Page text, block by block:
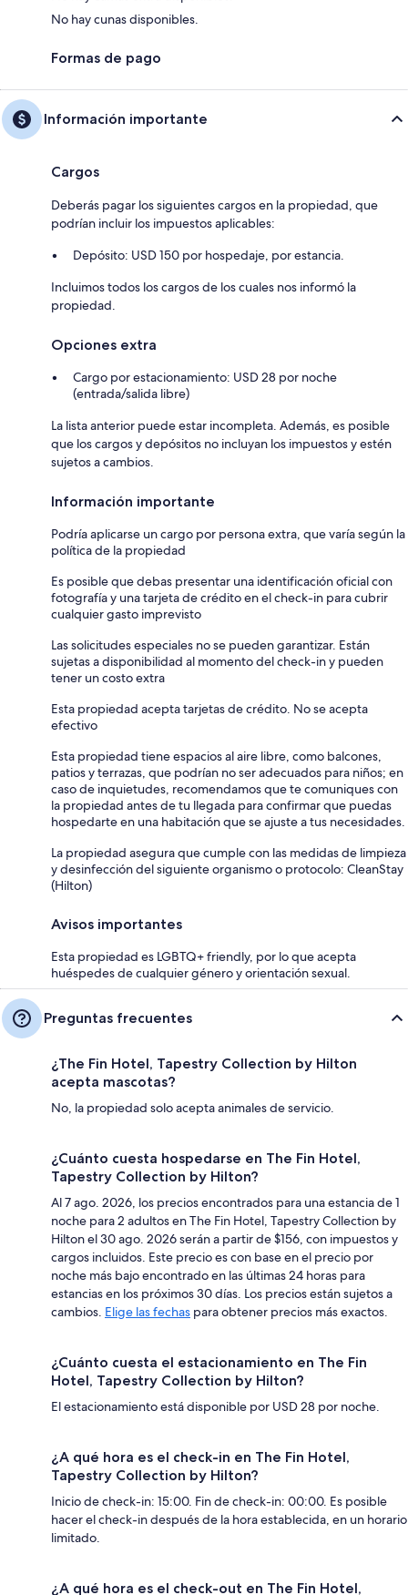
No hay cunas disponibles.
Formas de pago
Información importante
Cargos
Deberás pagar los siguientes cargos en la propiedad, que
podrían incluir los impuestos aplicables:
Depósito: USD 150 por hospedaje, por estancia.
Incluimos todos los cargos de los cuales nos informó la
propiedad.
Opciones extra
Cargo por estacionamiento: USD 28 por noche
(entrada/salida libre)
La lista anterior puede estar incompleta. Además, es posible
que los cargos y depósitos no incluyan los impuestos y estén
sujetos a cambios.
Información importante
Podría aplicarse un cargo por persona extra, que varía según la
política de la propiedad
Es posible que debas presentar una identificación oficial con
fotografía y una tarjeta de crédito en el check-in para cubrir
cualquier gasto imprevisto
Las solicitudes especiales no se pueden garantizar. Están
sujetas a disponibilidad al momento del check-in y pueden
tener un costo extra
Esta propiedad acepta tarjetas de crédito. No se acepta
efectivo
Esta propiedad tiene espacios al aire libre, como balcones,
patios y terrazas, que podrían no ser adecuados para niños; en
caso de inquietudes, recomendamos que te comuniques con
la propiedad antes de tu llegada para confirmar que puedas
hospedarte en una habitación que se ajuste a tus necesidades.
La propiedad asegura que cumple con las medidas de limpieza
y desinfección del siguiente organismo o protocolo: CleanStay
(Hilton)
Avisos importantes
Esta propiedad es LGBTQ+ friendly, por lo que acepta
huéspedes de cualquier género y orientación sexual.
Preguntas frecuentes
¿The Fin Hotel, Tapestry Collection by Hilton
acepta mascotas?
No, la propiedad solo acepta animales de servicio.
¿Cuánto cuesta hospedarse en The Fin Hotel,
Tapestry Collection by Hilton?
Al 7 ago. 2026, los precios encontrados para una estancia de 1
noche para 2 adultos en The Fin Hotel, Tapestry Collection by
Hilton el 30 ago. 2026 serán a partir de $156, con impuestos y
cargos incluidos. Este precio es con base en el precio por
noche más bajo encontrado en las últimas 24 horas para
estancias en los próximos 30 días. Los precios están sujetos a
cambios. Elige las fechas para obtener precios más exactos.
¿Cuánto cuesta el estacionamiento en The Fin
Hotel, Tapestry Collection by Hilton?
El estacionamiento está disponible por USD 28 por noche.
¿A qué hora es el check-in en The Fin Hotel,
Tapestry Collection by Hilton?
Inicio de check-in: 15:00. Fin de check-in: 00:00. Es posible
hacer el check-in después de la hora establecida, en un horario
limitado.
¿A qué hora es el check-out en The Fin Hotel,